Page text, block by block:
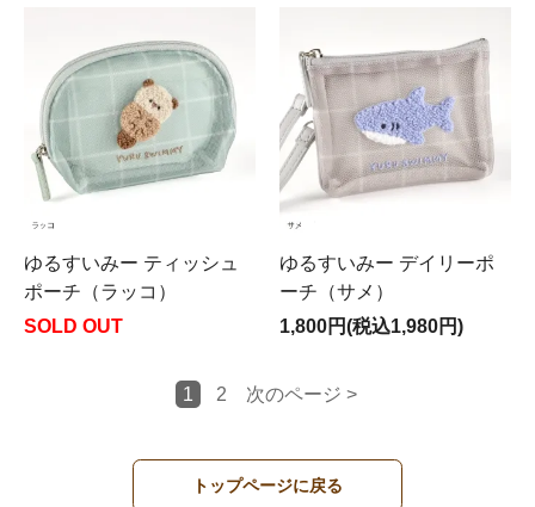
ゆるすいみー ティッシュ
ポーチ（ラッコ）
SOLD OUT
ゆるすいみー デイリーポ
ーチ（サメ）
1,800円(税込1,980円)
1 2 次のページ >
トップページに戻る